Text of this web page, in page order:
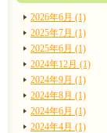
2026年6月 (1)
2025年7月 (1)
2025年6月 (1)
2024年12月 (1)
2024年9月 (1)
2024年8月 (1)
2024年6月 (1)
2024年4月 (1)